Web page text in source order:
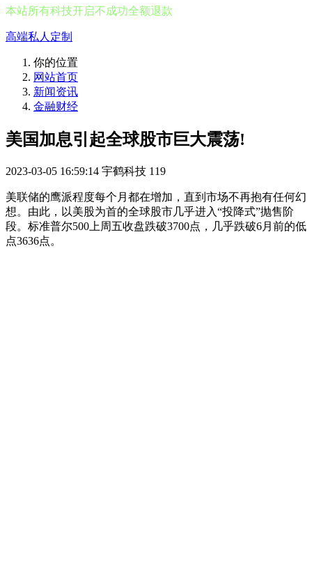
本站所有科技开启不成功全额退款
高端私人定制
你的位置
网站首页
新闻资讯
金融财经
美国加息引起全球股市巨大震荡!
2023-03-05 16:59:14 宇鹤科技 119
美联储的鹰派程度每个月都在增加，直到市场不再抱有任何幻
想。由此，以美股为首的全球股市几乎进入“投降式”抛售阶
段。标准普尔500上周五收盘跌破3700点，几乎跌破6月前的低
点3636点。